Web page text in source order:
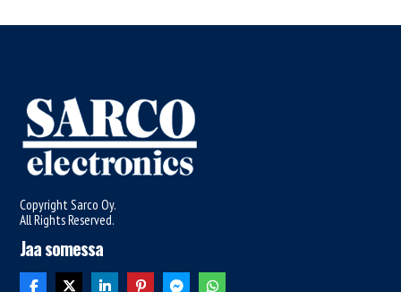
Copyright Sarco Oy.
All Rights Reserved.
Jaa somessa